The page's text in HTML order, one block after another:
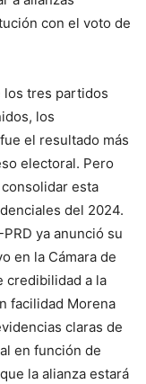
con el voto de
los tres partidos
los
el resultado más
electoral. Pero
esta
del 2024.
ya anunció su
en la Cámara de
credibilidad a la
facilidad Morena
claras de
en función de
la alianza estará